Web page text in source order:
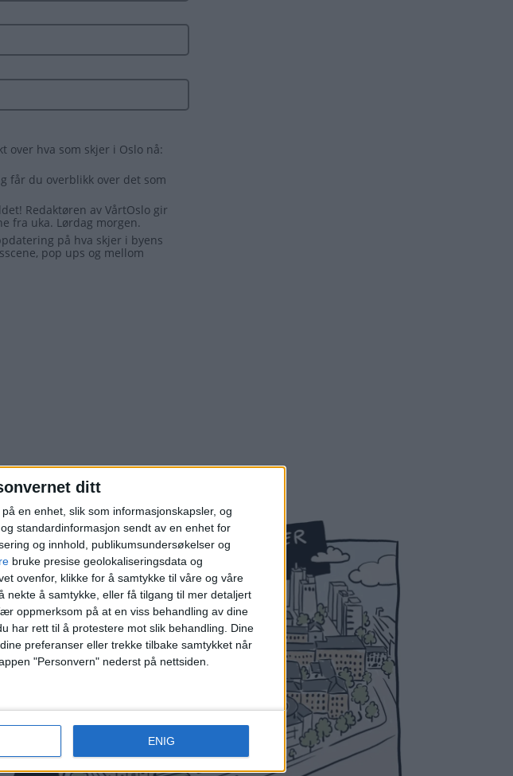
ditt
en enhet, slik som informasjonskapsler, og
standardinformasjon sendt av en enhet for
og innhold, publikumsundersøkelser og
bruke presise geolokaliseringsdata og
ovenfor, klikke for å samtykke til våre og våre
nekte å samtykke, eller få tilgang til mer detaljert
oppmerksom på at en viss behandling av dine
har rett til å protestere mot slik behandling. Dine
preferanser eller trekke tilbake samtykket når
"Personvern" nederst på nettsiden.
ENIG